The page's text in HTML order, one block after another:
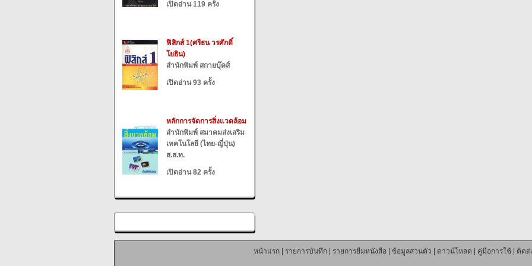
เปิดอ่าน 119 ครั้ง
ฟิสิกส์ 1(ศรีธน วรศักดิ์
โยธิน)
สำนักพิมพ์ สกายบุ๊คส์
เปิดอ่าน 93 ครั้ง
หลักการจัดการสิ่งแวดล้อม
สำนักพิมพ์ สมาคมส่งเสริม
เทคโนโลยี (ไทย-ญี่ปุ่น)
ส.ส.ท.
เปิดอ่าน 82 ครั้ง
หน้าแรก| รายการบันทึก| รายการยืมหนังสือ ข้อมูลส่วนตัว ดาวน์โหลด คู่มือการใช้| ติดต่